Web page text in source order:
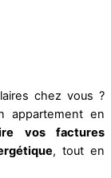
chez vous ?
appartement en
vos factures
, tout en